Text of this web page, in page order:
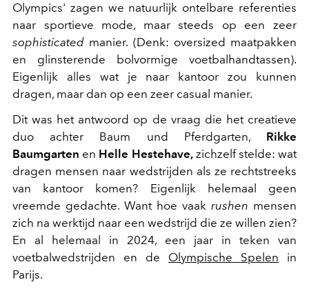
Olympics' zagen we natuurlijk ontelbare referenties
naar sportieve mode, maar steeds op een zeer
sophisticated manier. (Denk: oversized maatpakken
en glinsterende bolvormige voetbalhandtassen).
Eigenlijk alles wat je naar kantoor zou kunnen
dragen, maar dan op een zeer casual manier.
Dit was het antwoord op de vraag die het creatieve
duo achter Baum und Pferdgarten, Rikke
Baumgarten en Helle Hestehave,zichzelf stelde: wat
dragen mensen naar wedstrijden als ze rechtstreeks
van kantoor komen? Eigenlijk helemaal geen
vreemde gedachte. Want hoe vaak rushen mensen
zich na werktijd naar een wedstrijd die ze willen zien?
En al helemaal in 2024, een jaar in teken van
voetbalwedstrijden en de Olympische Spelen in
Parijs.